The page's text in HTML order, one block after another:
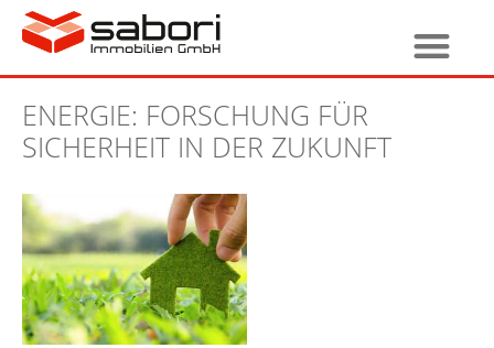
ENERGIE: FORSCHUNG FÜR
SICHERHEIT IN DER ZUKUNFT